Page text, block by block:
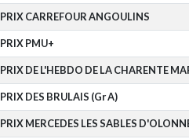
PRIX CARREFOUR ANGOULINS
PRIX PMU+
PRIX DE L'HEBDO DE LA CHARENTE
PRIX DES BRULAIS (Gr A)
PRIX MERCEDES LES SABLES